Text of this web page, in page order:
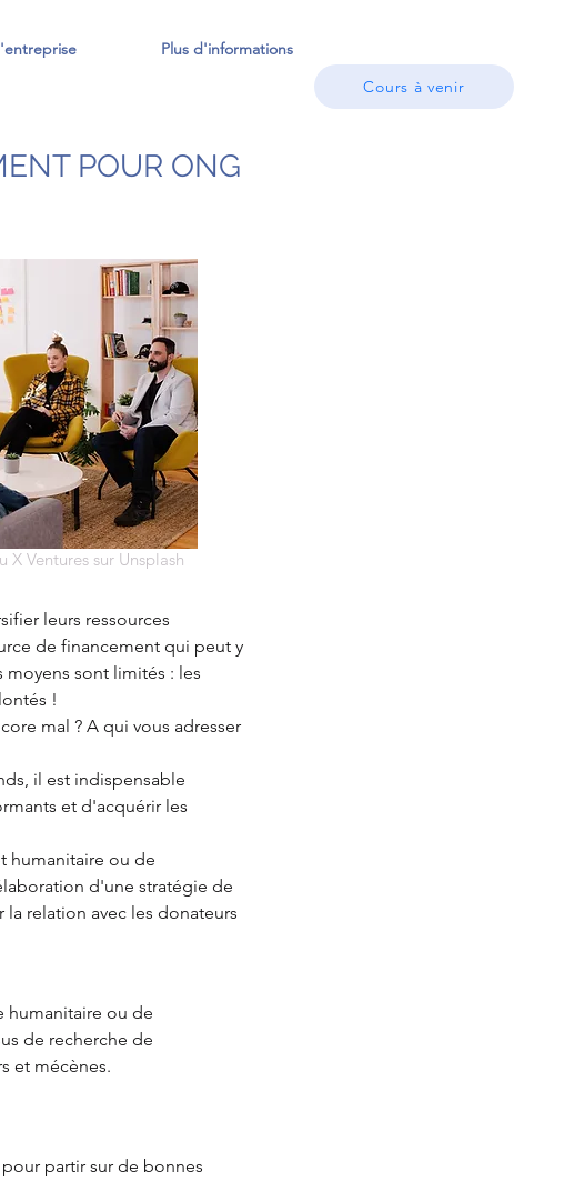
Cours à venir
Plus d'informations
POUR ONG
X Ventures sur Unsplash
leurs ressources
de financement qui peut y
sont limités : les
!
mal ? A qui vous adresser
il est indispensable
et d'acquérir les
humanitaire ou de
d'une stratégie de
relation avec les donateurs
humanitaire ou de
de recherche de
et mécènes.
partir sur de bonnes